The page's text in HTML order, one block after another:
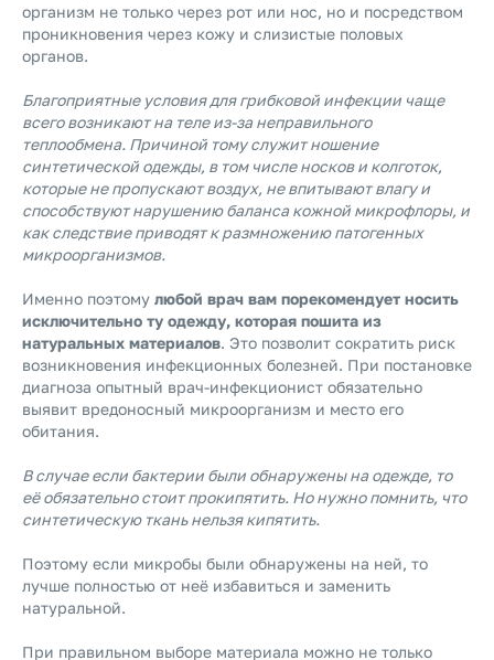
организм не только через рот или нос, но и посредством
проникновения через кожу и слизистые половых
органов.
Благоприятные условия для грибковой инфекции чаще
всего возникают на теле из-за неправильного
теплообмена. Причиной тому служит ношение
синтетической одежды, в том числе носков и колготок,
которые не пропускают воздух, не впитывают влагу и
способствуют нарушению баланса кожной микрофлоры, и
как следствие приводят к размножению патогенных
микроорганизмов.
Именно поэтому любой врач вам порекомендует носить
исключительно ту одежду, которая пошита из
натуральных материалов. Это позволит сократить риск
возникновения инфекционных болезней. При постановке
диагноза опытный врач-инфекционист обязательно
выявит вредоносный микроорганизм и место его
обитания.
В случае если бактерии были обнаружены на одежде, то
её обязательно стоит прокипятить. Но нужно помнить, что
синтетическую ткань нельзя кипятить.
Поэтому если микробы были обнаружены на ней, то
лучше полностью от неё избавиться и заменить
натуральной.
При правильном выборе материала можно не только